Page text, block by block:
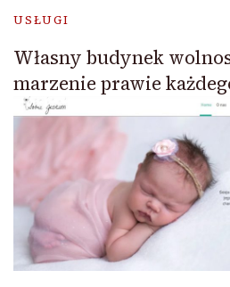
USŁUGI
Własny budynek
marzenie prawie